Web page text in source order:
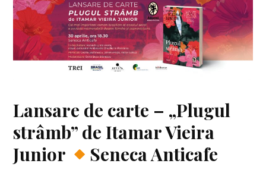
Lansare de carte – „Plugul
strâmb” de Itamar Vieira
Junior
Seneca Anticafe